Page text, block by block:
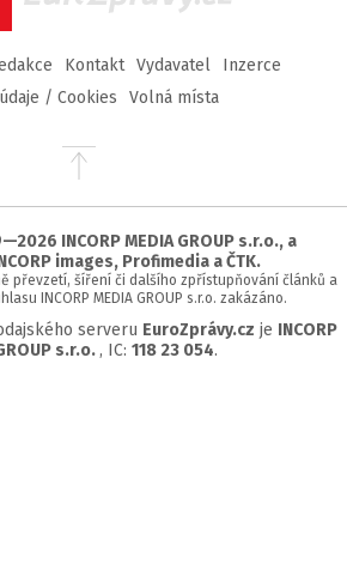
Kontakt Vydavatel
Inzerce
/ Cookies
Volná místa
Přejít
stránky
INCORP MEDIA GROUP s.r.o., a
images, Profimedia a ČTK.
převzetí, šíření či dalšího zpřístupňování článků a
INCORP MEDIA GROUP s.r.o. zakázáno.
serveru EuroZprávy.cz je INCORP
s.r.o. , IC: 118 23 054.